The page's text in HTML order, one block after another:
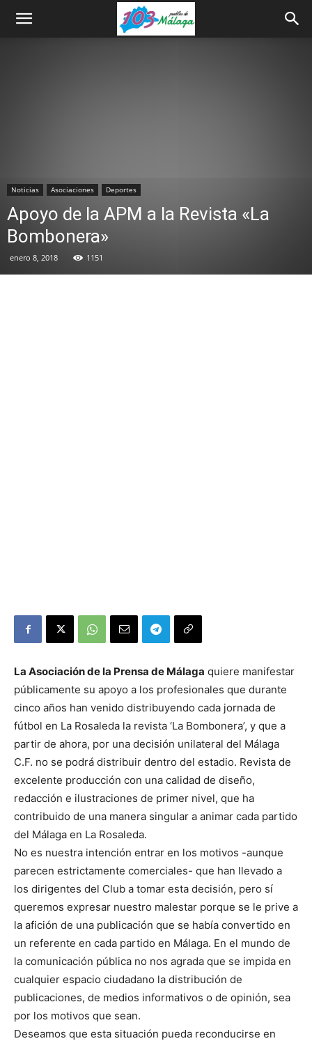
Noticias Asociaciones Deportes
Apoyo de la APM a la Revista «La
Bombonera»
enero 8, 2018 1151
La Asociación de la Prensa de Málaga quiere manifestar
públicamente su apoyo a los profesionales que durante
cinco años han venido distribuyendo cada jornada de
fútbol en La Rosaleda la revista ‘La Bombonera’, y que a
partir de ahora, por una decisión unilateral del Málaga
C.F. no se podrá distribuir dentro del estadio. Revista de
excelente producción con una calidad de diseño,
redacción e ilustraciones de primer nivel, que ha
contribuido de una manera singular a animar cada partido
del Málaga en La Rosaleda.
No es nuestra intención entrar en los motivos -aunque
parecen estrictamente comerciales- que han llevado a
los dirigentes del Club a tomar esta decisión, pero sí
queremos expresar nuestro malestar porque se le prive a
la afición de una publicación que se había convertido en
un referente en cada partido en Málaga. En el mundo de
la comunicación pública no nos agrada que se impida en
cualquier espacio ciudadano la distribución de
publicaciones, de medios informativos o de opinión, sea
por los motivos que sean.
Deseamos que esta situación pueda reconducirse en